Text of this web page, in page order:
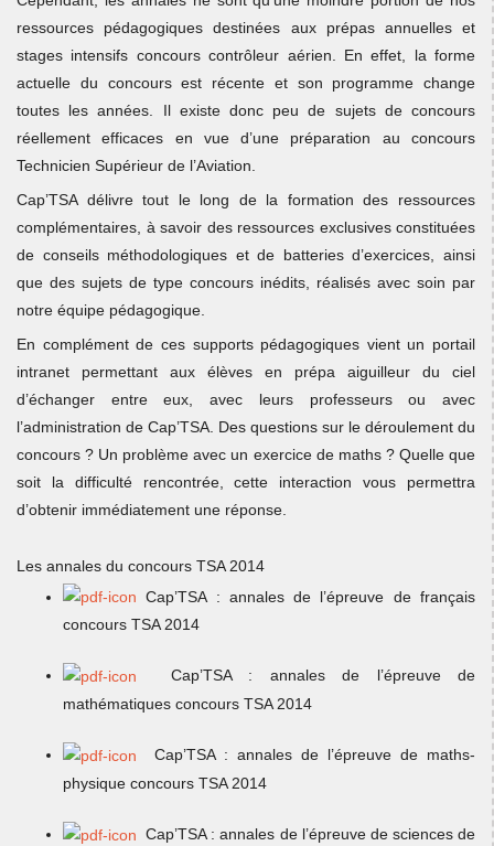
ressources pédagogiques destinées aux prépas annuelles et
stages intensifs concours contrôleur aérien. En effet, la forme
actuelle du concours est récente et son programme change
toutes les années. Il existe donc peu de sujets de concours
réellement efficaces en vue d’une préparation au concours
Technicien Supérieur de l’Aviation.
Cap’TSA délivre tout le long de la formation des ressources
complémentaires, à savoir des ressources exclusives constituées
de conseils méthodologiques et de batteries d’exercices, ainsi
que des sujets de type concours inédits, réalisés avec soin par
notre équipe pédagogique.
En complément de ces supports pédagogiques vient un portail
intranet permettant aux élèves en prépa aiguilleur du ciel
d’échanger entre eux, avec leurs professeurs ou avec
l’administration de Cap’TSA. Des questions sur le déroulement du
concours ? Un problème avec un exercice de maths ? Quelle que
soit la difficulté rencontrée, cette interaction vous permettra
d’obtenir immédiatement une réponse.
Les annales du concours TSA 2014
Cap’TSA : annales de l’épreuve de français
concours TSA 2014
Cap’TSA : annales de l’épreuve de
mathématiques concours TSA 2014
Cap’TSA : annales de l’épreuve de maths-
physique concours TSA 2014
Cap’TSA : annales de l’épreuve de sciences de